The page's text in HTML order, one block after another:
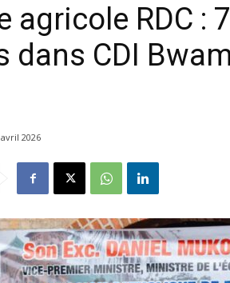
agricole RDC :
dans CDI
avril 2026